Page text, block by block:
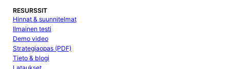
RESURSSIT
Hinnat & suunnitelmat
Ilmainen testi
Demo video
Strategiaopas (PDF)
Tieto & blogi